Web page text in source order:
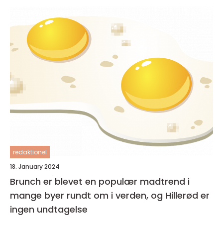
redaktionel
18. January 2024
Brunch er blevet en populær madtrend i
mange byer rundt om i verden, og Hillerød er
ingen undtagelse